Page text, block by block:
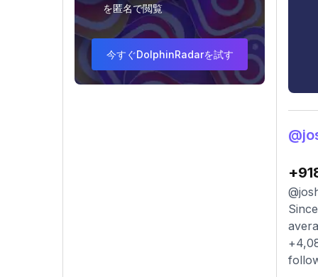
を匿名で閲覧
今すぐDolphinRadarを試す